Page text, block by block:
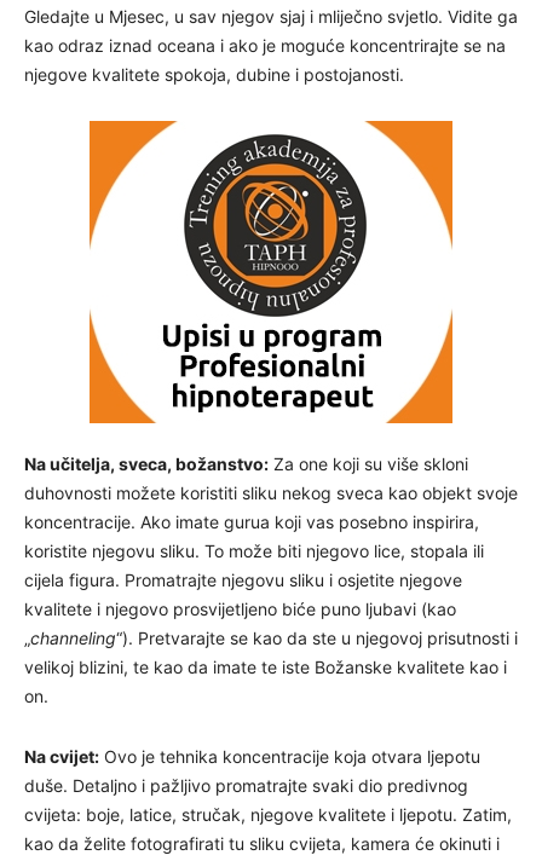
Gledajte u Mjesec, u sav njegov sjaj i mliječno svjetlo. Vidite ga
kao odraz iznad oceana i ako je moguće koncentrirajte se na
njegove kvalitete spokoja, dubine i postojanosti.
Na učitelja, sveca, božanstvo: Za one koji su više skloni
duhovnosti možete koristiti sliku nekog sveca kao objekt svoje
koncentracije. Ako imate gurua koji vas posebno inspirira,
koristite njegovu sliku. To može biti njegovo lice, stopala ili
cijela figura. Promatrajte njegovu sliku i osjetite njegove
kvalitete i njegovo prosvijetljeno biće puno ljubavi (kao
„channeling“). Pretvarajte se kao da ste u njegovoj prisutnosti i
velikoj blizini, te kao da imate te iste Božanske kvalitete kao i
on.
Na cvijet: Ovo je tehnika koncentracije koja otvara ljepotu
duše. Detaljno i pažljivo promatrajte svaki dio predivnog
cvijeta: boje, latice, stručak, njegove kvalitete i ljepotu. Zatim,
kao da želite fotografirati tu sliku cvijeta, kamera će okinuti i